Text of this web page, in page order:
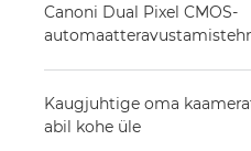
Canoni Dual Pixel CMOS-
Kaugjuhtige oma
abil kohe üle